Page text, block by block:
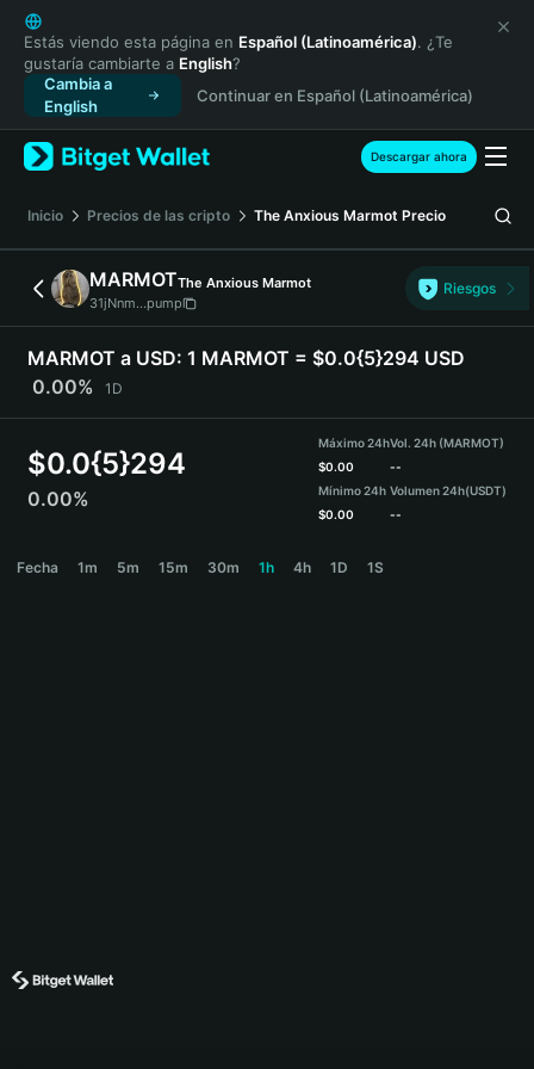
English
日本語
Tiếng Việt
Русский
Español (Latinoamérica)
Türkçe
Français
Deutsch
简体中文
繁體中文
Português (Portugal)
Bahasa Indonesia
ภาษาไทย
हिन्दी
Español
Português (Brasil)
Estás viendo esta página en Español (Latinoamérica). ¿Te
gustaría cambiarte a English?
Cambia a
English
Continuar en Español (Latinoamérica)
Descargar ahora
Inicio Precios de las cripto The Anxious Marmot Precio
MARMOTThe Anxious Marmot
31jNnm...pump
Riesgos
MARMOT a USD: 1 MARMOT = $0.0{5}294 USD
0.00%
1D
$0.0{5}294
0.00%
Máximo 24h
$0.00
Mínimo 24h
$0.00
Vol. 24h (MARMOT)
--
Volumen 24h(USDT)
--
Fecha 1m 5m 15m 30m 1h 4h 1D 1S